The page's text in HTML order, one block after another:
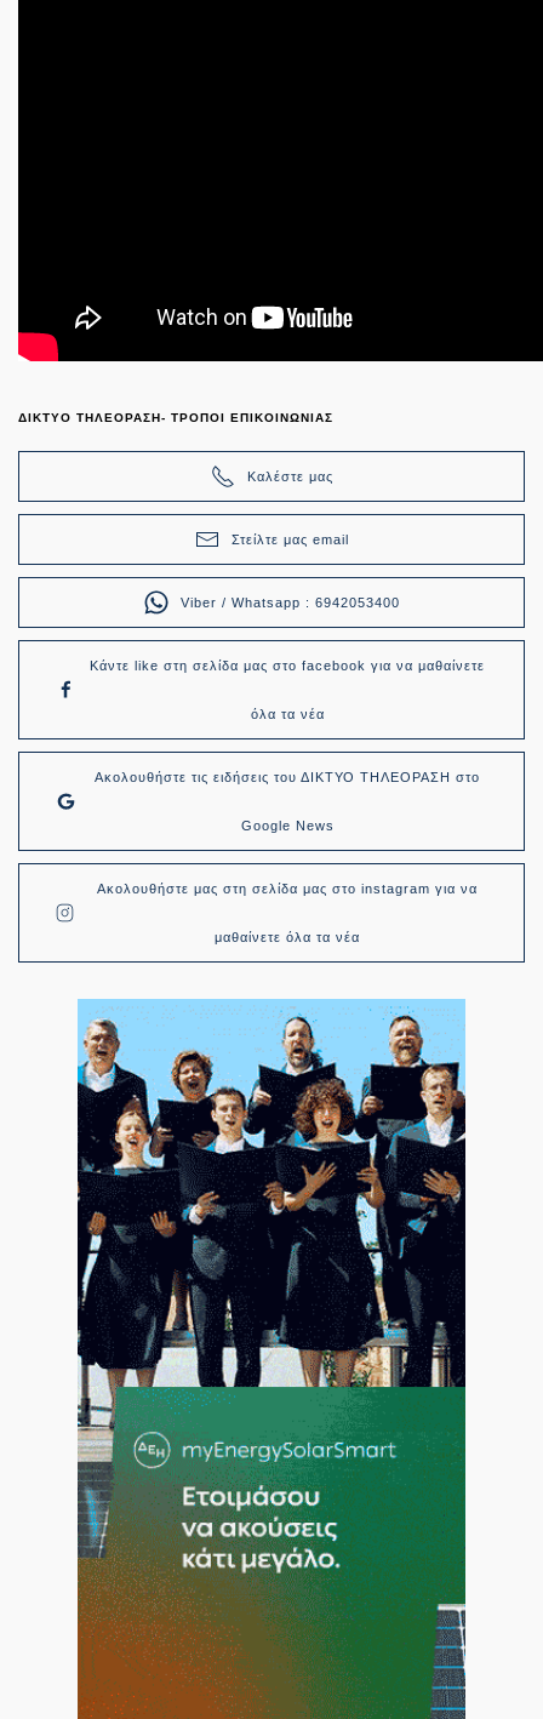
ΔΙΚΤΥΟ ΤΗΛΕΟΡΑΣΗ- ΤΡΟΠΟΙ ΕΠΙΚΟΙΝΩΝΙΑΣ
Καλέστε μας
Στείλτε μας email
Viber / Whatsapp : 6942053400
Κάντε like στη σελίδα μας στο facebook για να μαθαίνετε
όλα τα νέα
Ακολουθήστε τις ειδήσεις του ΔΙΚΤΥΟ ΤΗΛΕΟΡΑΣΗ στο
Google News
Ακολουθήστε μας στη σελίδα μας στο instagram για να
μαθαίνετε όλα τα νέα